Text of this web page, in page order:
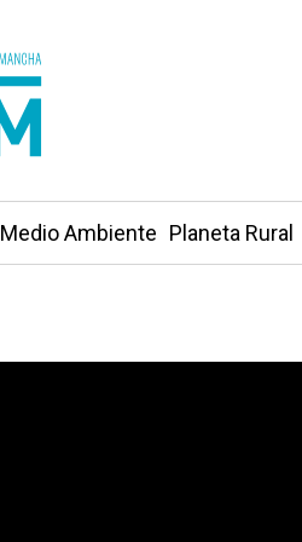
Medio Ambiente Planeta Rural